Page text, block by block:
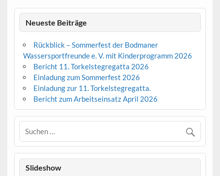
Neueste Beiträge
Rückblick – Sommerfest der Bodmaner
Wassersportfreunde e. V. mit Kinderprogramm 2026
Bericht 11. Torkelstegregatta 2026
Einladung zum Sommerfest 2026
Einladung zur 11. Torkelstegregatta.
Bericht zum Arbeitseinsatz April 2026
Slideshow